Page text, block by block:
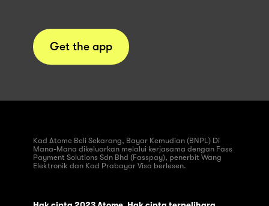
Get the app
Kad Atome Beli Sekarang, Bayar Kemudian (BNPL) Di
Mana-Mana dikeluarkan melalui kerjasama dengan Fass
Payment Solutions Sdn Bhd (Fasspay), penerbit Wang
Elektronik dan Kad Prabayar Visa berlesen.